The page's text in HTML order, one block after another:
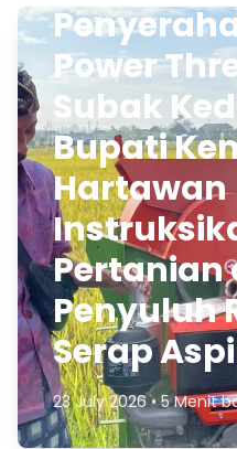
Power
Subak
Bupati
Hartawan
Pertanian
Penyuluh
Serap
23 July 2026 • 5 Menit